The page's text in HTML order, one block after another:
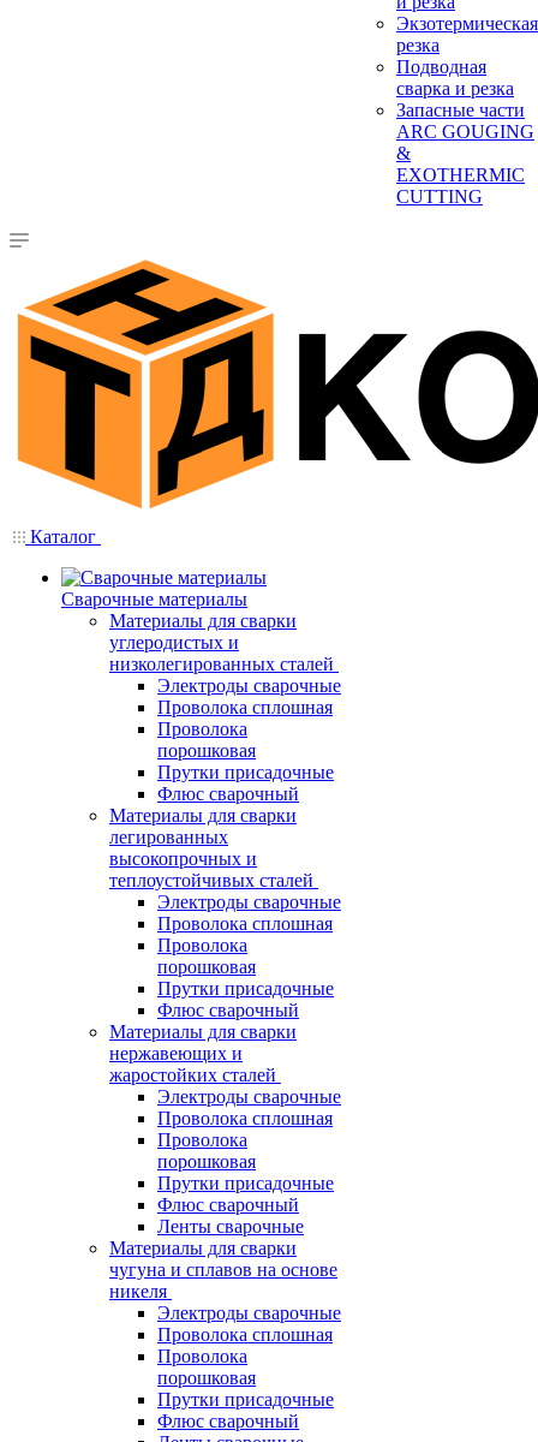
Экзотермическая
резка
Подводная
сварка и резка
Запасные части
ARC GOUGING
&
EXOTHERMIC
CUTTING
Каталог
Сварочные материалы
Материалы для сварки
углеродистых и
низколегированных сталей
Электроды сварочные
Проволока сплошная
Проволока
порошковая
Прутки присадочные
Флюс сварочный
Материалы для сварки
легированных
высокопрочных и
теплоустойчивых сталей
Электроды сварочные
Проволока сплошная
Проволока
порошковая
Прутки присадочные
Флюс сварочный
Материалы для сварки
нержавеющих и
жаростойких сталей
Электроды сварочные
Проволока сплошная
Проволока
порошковая
Прутки присадочные
Флюс сварочный
Ленты сварочные
Материалы для сварки
чугуна и сплавов на основе
никеля
Электроды сварочные
Проволока сплошная
Проволока
порошковая
Прутки присадочные
Флюс сварочный